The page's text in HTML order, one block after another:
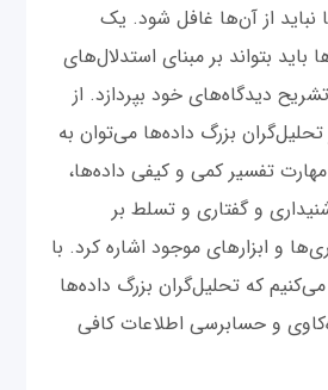
نباید از آن‌ها غافل شود. یک
بتواند بر مبنای استدلال‌های
دیدگاه‌های خود بپردازد. از
بزرگ داده‌ها می‌توان به
تفسیر کمی و کیفی داده‌ها،
و گفتاری و تسلط بر
و ابزارهای موجود اشاره کرد. با
که تحلیل‌گران بزرگ داده‌ها
و حسابرسی اطلاعات کافی